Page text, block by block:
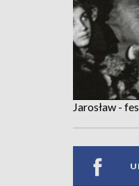
Jarosław -